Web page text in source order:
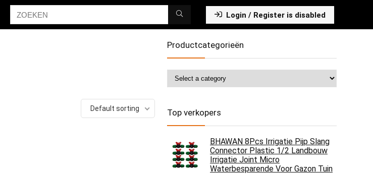
Login / Register is disabled
Default sorting
Productcategorieën
Top verkopers
BHAWAN 8Pcs Irrigatie Pijp Slang
Connector Plastic 1/2 Landbouw
Irrigatie Joint Micro
Waterbesparende Voor Gazon Tuin